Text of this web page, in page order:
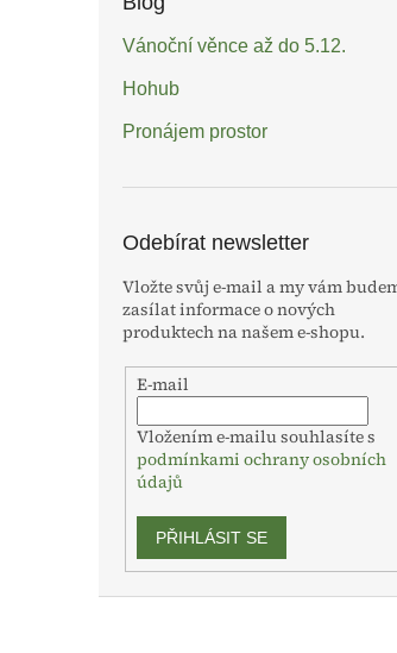
Vánoční věnce až do 5.12.
Hohub
Pronájem prostor
Odebírat newsletter
Vložte svůj e-mail a my vám
zasílat informace o nových
produktech na našem e-shopu.
E-mail
Vložením e-mailu souhlasíte s
podmínkami ochrany osobních
údajů
PŘIHLÁSIT SE